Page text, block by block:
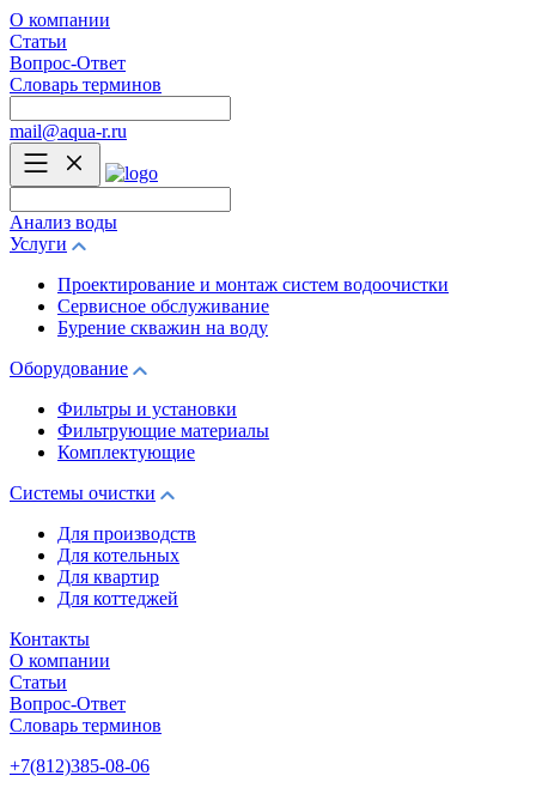
О компании
Статьи
Вопрос-Ответ
Словарь терминов
mail@aqua-r.ru
Анализ воды
Услуги
Проектирование и монтаж систем водоочистки
Сервисное обслуживание
Бурение скважин на воду
Оборудование
Фильтры и установки
Фильтрующие материалы
Комплектующие
Системы очистки
Для производств
Для котельных
Для квартир
Для коттеджей
Контакты
О компании
Статьи
Вопрос-Ответ
Словарь терминов
+7(812)385-08-06